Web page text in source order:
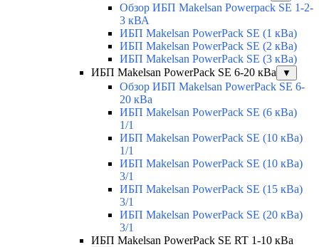
Обзор ИБП Makelsan Powerpack SE 1-2-
3 кВА
ИБП Makelsan PowerPack SE (1 кВа)
ИБП Makelsan PowerPack SE (2 кВа)
ИБП Makelsan PowerPack SE (3 кВа)
ИБП Makelsan PowerPack SE 6-20 кВа
▼
Обзор ИБП Makelsan PowerPack SE 6-
20 кВа
ИБП Makelsan PowerPack SE (6 кВа)
1/1
ИБП Makelsan PowerPack SE (10 кВа)
1/1
ИБП Makelsan PowerPack SE (10 кВа)
3/1
ИБП Makelsan PowerPack SE (15 кВа)
3/1
ИБП Makelsan PowerPack SE (20 кВа)
3/1
ИБП Makelsan PowerPack SE RT 1-10 кВа